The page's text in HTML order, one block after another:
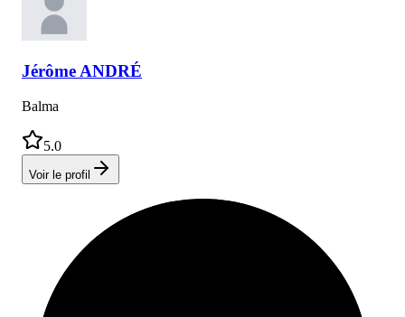
Jérôme ANDRÉ
Balma
5.0
Voir le profil